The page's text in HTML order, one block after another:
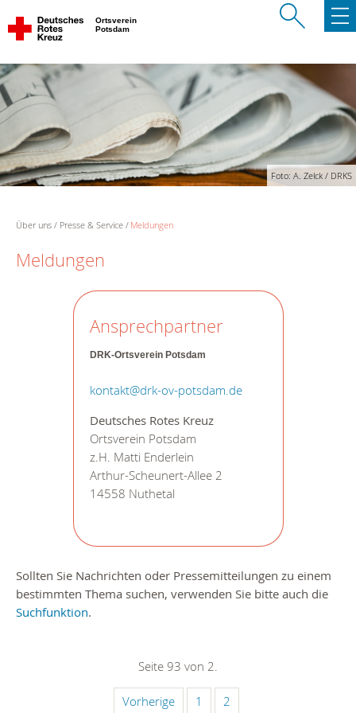
Ortsverein
Potsdam
Foto: A. Zelck / DRKS
Über uns Presse & Service Meldungen
Meldungen
Ansprechpartner
DRK-Ortsverein Potsdam
kontakt@drk-ov-potsdam.de
Deutsches Rotes Kreuz
Ortsverein Potsdam
z.H. Matti Enderlein
Arthur-Scheunert-Allee 2
14558 Nuthetal
Sollten Sie Nachrichten oder Pressemitteilungen zu einem
bestimmten Thema suchen, verwenden Sie bitte auch die
Suchfunktion.
Seite 93 von 2.
Vorherige 1 2